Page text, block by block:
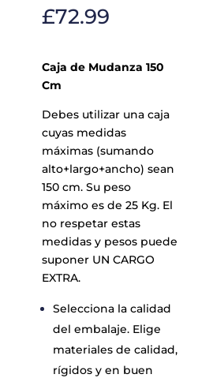
£72.99
Caja de Mudanza 150
Cm
Debes utilizar una caja
cuyas medidas
máximas (sumando
alto+largo+ancho) sean
150 cm. Su peso
máximo es de 25 Kg. El
no respetar estas
medidas y pesos puede
suponer UN CARGO
EXTRA.
Selecciona la calidad
del embalaje. Elige
materiales de calidad,
rígidos y en buen